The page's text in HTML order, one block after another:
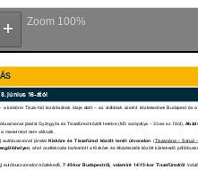
Zoom 100%